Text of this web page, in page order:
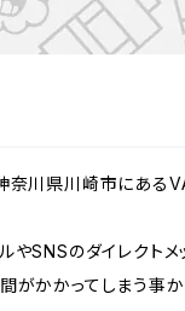
奈川県川崎市にある
やSNSのダイレクト
がかかってしまう事か